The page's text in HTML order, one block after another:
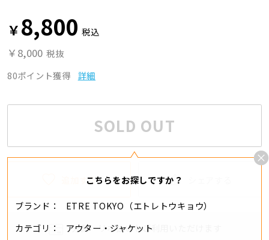
￥8,800 税込
￥8,000 税抜
80ポイント獲得
詳細
SOLD OUT
こちらをお探しですか？
ブランド
ETRE TOKYO（エトレトウキョウ）
カテゴリ
アウター・ジャケット
追加する
分割・リボ払いもご利用いただけます